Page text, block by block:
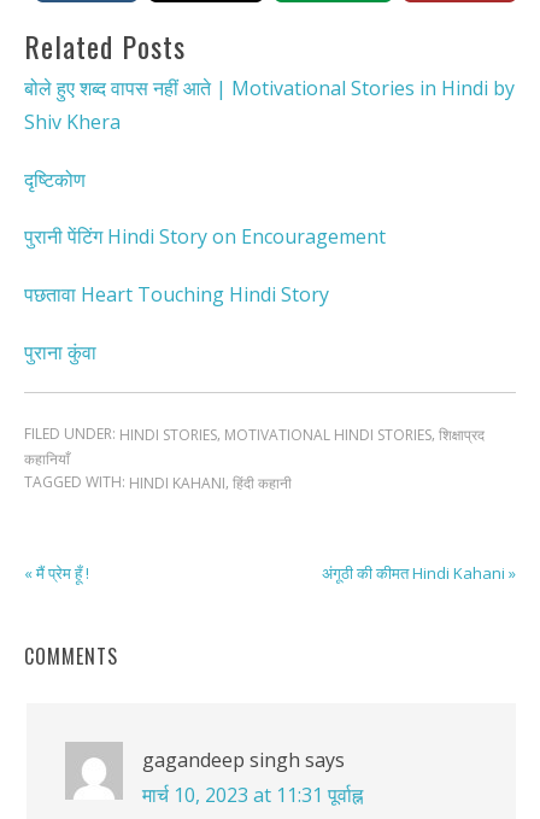
Related Posts
बोले हुए शब्द वापस नहीं आते | Motivational Stories in Hindi by
Shiv Khera
दृष्टिकोण
पुरानी पेंटिंग Hindi Story on Encouragement
पछतावा Heart Touching Hindi Story
पुराना कुंवा
FILED UNDER: HINDI STORIES, MOTIVATIONAL HINDI STORIES, शिक्षाप्रद
कहानियाँ
TAGGED WITH: HINDI KAHANI, हिंदी कहानी
« मैं प्रेम हूँ ! अंगूठी की कीमत Hindi Kahani »
COMMENTS
gagandeep singh says
मार्च 10, 2023 at 11:31 पूर्वाह्न